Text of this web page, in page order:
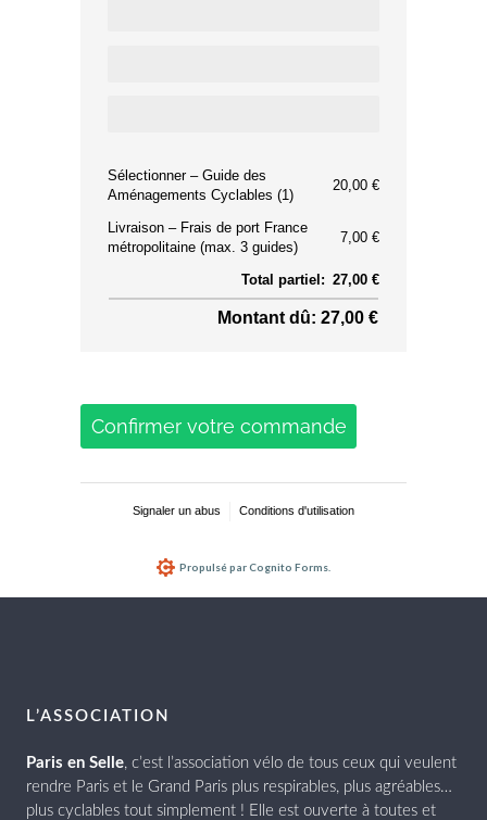
L’ASSOCIATION
Paris en Selle, c’est l’association vélo de tous ceux qui veulent
rendre Paris et le Grand Paris plus respirables, plus agréables…
plus cyclables tout simplement ! Elle est ouverte à toutes et